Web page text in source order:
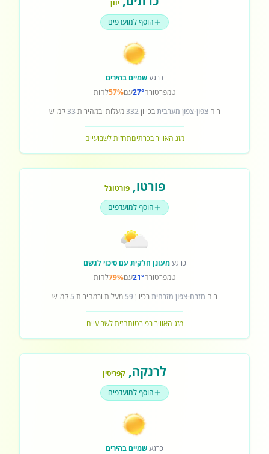
יוון
הוסף למועדפים
כרגעשמיים בהירים
טמפרטורה27°עם57%לחות
רוחצפון-צפון מערביתבכיוון332מעלות ובמהירות 33קמ"ש
מזג האוויר בכרתיםתחזית לשבועיים
פורטו,פורטוגל
הוסף למועדפים
כרגעמעונן חלקית עם סיכוי לגשם
טמפרטורה21°עם79%לחות
רוח מזרח-צפון מזרחיתבכיוון59 מעלות ובמהירות 5 קמ"ש
מזג האוויר בפורטותחזית לשבועיים
לרנקה, קפריסין
הוסף למועדפים
כרגעשמיים בהירים